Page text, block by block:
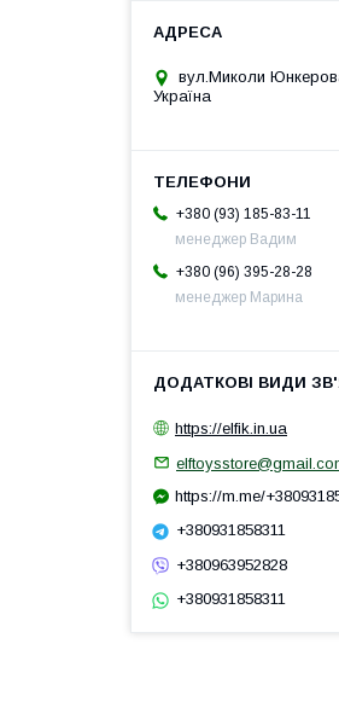
вул.Миколи
Україна
+380 (93) 185-83-11
менеджер Вадим
+380 (96) 395-28-28
менеджер Марина
https://elfik.in.ua
https://m.me/
+380931858311
+380963952828
+380931858311